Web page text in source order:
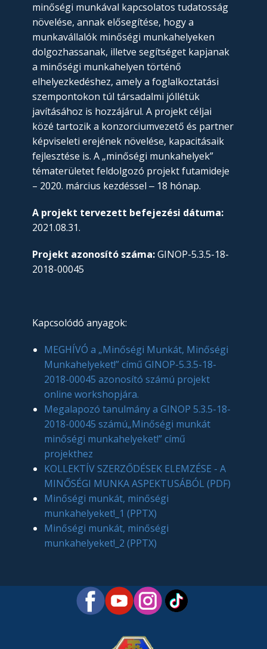
minőségi munkával kapcsolatos tudatosság
növelése, annak elősegítése, hogy a
munkavállalók minőségi munkahelyeken
dolgozhassanak, illetve segítséget kapjanak
a minőségi munkahelyen történő
elhelyezkedéshez, amely a foglalkoztatási
szempontokon túl társadalmi jóllétük
javításához is hozzájárul. A projekt céljai
közé tartozik a konzorciumvezető és partner
képviseleti erejének növelése, kapacitásaik
fejlesztése is. A „minőségi munkahelyek”
tématerületet feldolgozó projekt futamideje
– 2020. március kezdéssel ‒ 18 hónap.
A projekt tervezett befejezési dátuma:
2021.08.31.
Projekt azonosító száma:GINOP-5.3.5-18-
2018-00045
Kapcsolódó anyagok:
MEGHÍVÓ a „Minőségi Munkát, Minőségi
Munkahelyeket!” című GINOP-5.3.5-18-
2018-00045 azonosító számú projekt
online workshopjára.
Megalapozó tanulmány a GINOP 5.3.5-18-
2018-00045 számú„Minőségi munkát
minőségi munkahelyeket!” című
projekthez
KOLLEKTÍV SZERZŐDÉSEK ELEMZÉSE - A
MINŐSÉGI MUNKA ASPEKTUSÁBÓL (PDF)
Minőségi munkát, minőségi
munkahelyeket!_1 (PPTX)
Minőségi munkát, minőségi
munkahelyeket!_2 (PPTX)